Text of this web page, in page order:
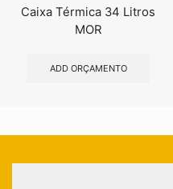
Caixa Térmica 34 Litros
MOR
ADD ORÇAMENTO